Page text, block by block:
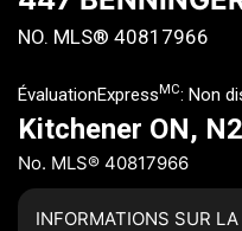
NO. MLS® 40817966
ÉvaluationExpress MC: Non
Kitchener ON,
No. MLS® 40817966
INFORMATIONS SUR LA